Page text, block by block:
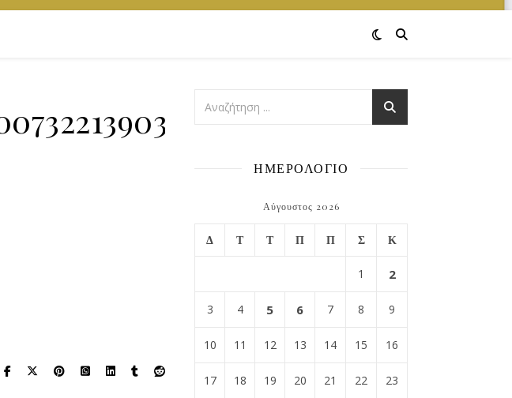
ΗΜΕΡΟΛΟΓΙΟ
Αύγουστος 2026
Δ Τ Τ Π Π Σ Κ
1 2
3 4 5 6 7 8 9
10 11 12 13 14 15 16
17 18 19 20 21 22 23